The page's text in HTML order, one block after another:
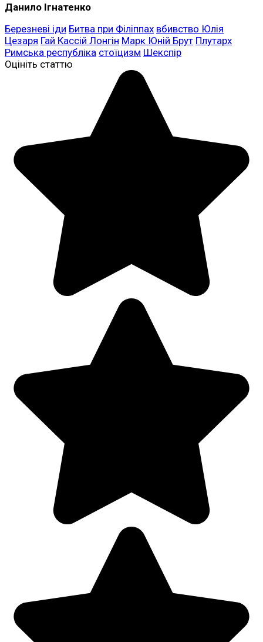
Данило Ігнатенко
Березневі іди Битва при Філіппах вбивство Юлія
Цезаря Гай Кассій Лонгін Марк Юній Брут Плутарх
Римська республіка стоїцизм Шекспір
Оцініть статтю